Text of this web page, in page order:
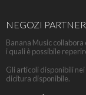
NEGOZI PARTNER
Banana Music
i quali è possibile
Gli articoli disponibili
dicitura disponibile.